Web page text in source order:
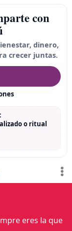
con
dinero,
crecer juntas.
o ritual
eres la que